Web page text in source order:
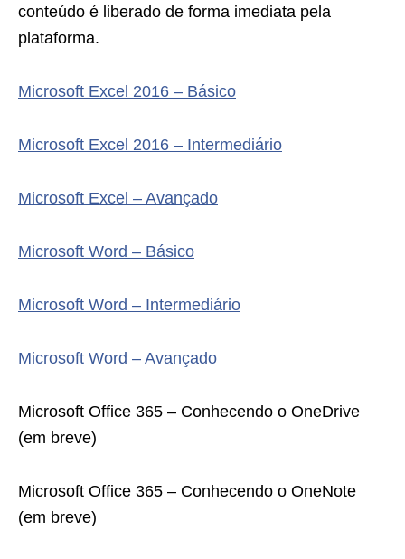
conteúdo é liberado de forma imediata pela
plataforma.
Microsoft Excel 2016 – Básico
Microsoft Excel 2016 – Intermediário
Microsoft Excel – Avançado
Microsoft Word – Básico
Microsoft Word – Intermediário
Microsoft Word – Avançado
Microsoft Office 365 – Conhecendo o OneDrive
(em breve)
Microsoft Office 365 – Conhecendo o OneNote
(em breve)